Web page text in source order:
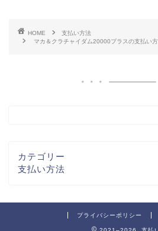
HOME
支払い方法
マカ＆クラチャイダム20000プラスの支払い
カテゴリー
支払い方法
プライバシーポリシー